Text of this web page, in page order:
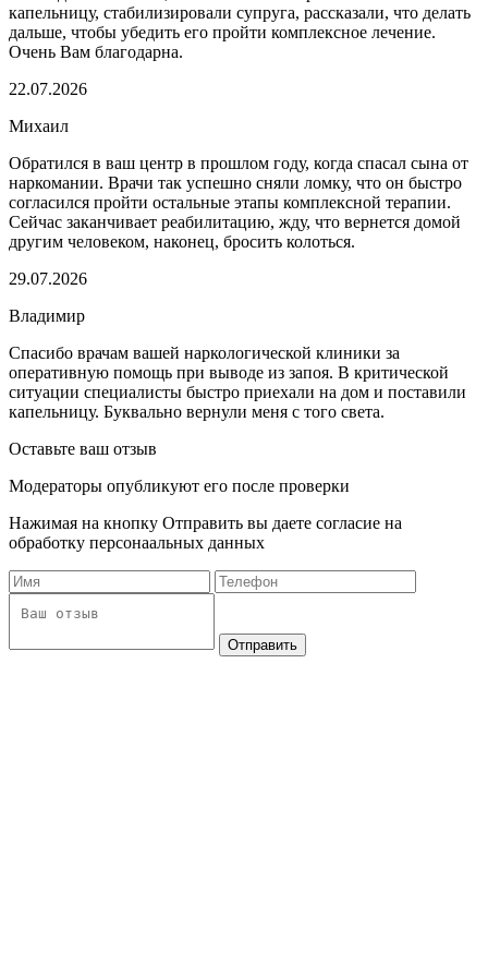
капельницу, стабилизировали супруга, рассказали, что делать
дальше, чтобы убедить его пройти комплексное лечение.
Очень Вам благодарна.
22.07.2026
Михаил
Обратился в ваш центр в прошлом году, когда спасал сына от
наркомании. Врачи так успешно сняли ломку, что он быстро
согласился пройти остальные этапы комплексной терапии.
Сейчас заканчивает реабилитацию, жду, что вернется домой
другим человеком, наконец, бросить колоться.
29.07.2026
Владимир
Спасибо врачам вашей наркологической клиники за
оперативную помощь при выводе из запоя. В критической
ситуации специалисты быстро приехали на дом и поставили
капельницу. Буквально вернули меня с того света.
Оставьте ваш отзыв
Модераторы опубликуют его после проверки
Нажимая на кнопку Отправить вы даете согласие на
обработку персонаальных данных
Отправить